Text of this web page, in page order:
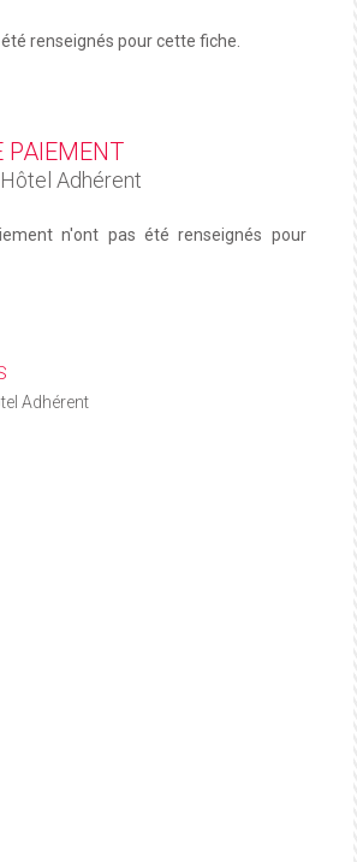
renseignés pour cette fiche.
PAIEMENT
Adhérent
n'ont pas été renseignés pour
Adhérent